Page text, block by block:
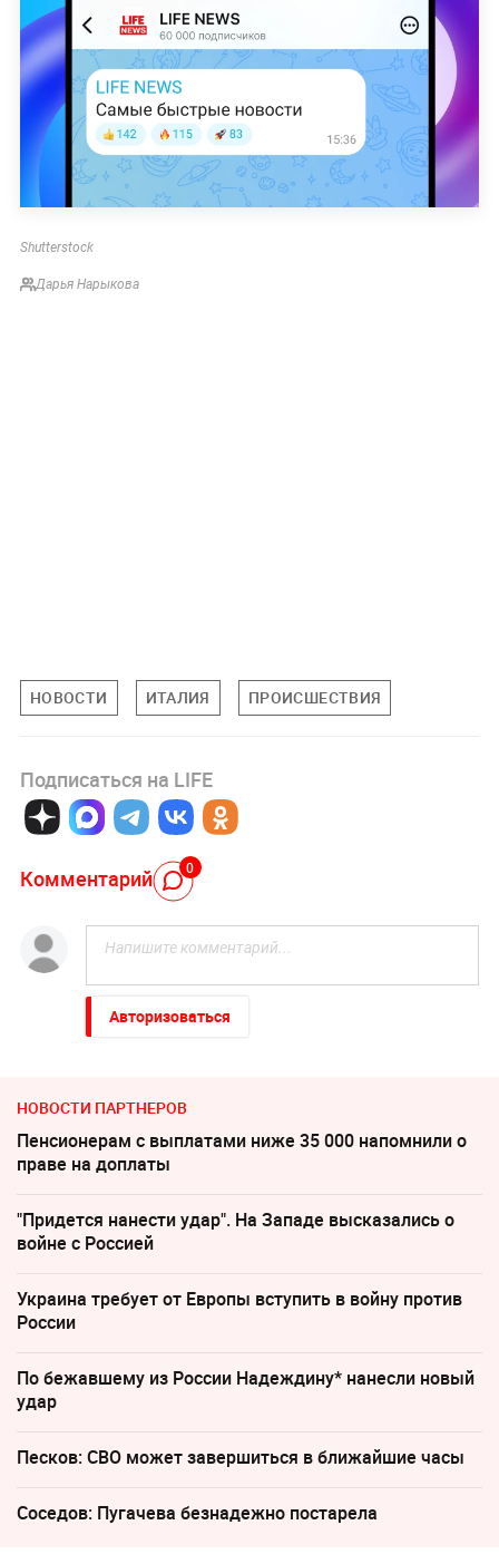
Shutterstock
Дарья Нарыкова
НОВОСТИ ИТАЛИЯ ПРОИСШЕСТВИЯ
Подписаться на LIFE
Комментарий 0
Авторизоваться
НОВОСТИ ПАРТНЕРОВ
Пенсионерам с выплатами ниже 35 000 напомнили о
праве на доплаты
"Придется нанести удар". На Западе высказались о
войне с Россией
Украина требует от Европы вступить в войну против
России
По бежавшему из России Надеждину* нанесли новый
удар
Песков: СВО может завершиться в ближайшие часы
Соседов: Пугачева безнадежно постарела